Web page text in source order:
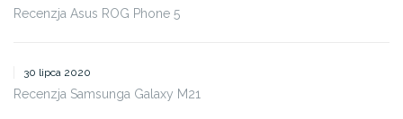
Recenzja Asus ROG Phone 5
30 lipca 2020
Recenzja Samsunga Galaxy M21